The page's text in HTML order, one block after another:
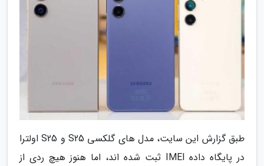
طبق گزارش این سایت، مدل های گلکسی S25 و S25 اولترا
در پایگاه داده IMEI ثبت شده اند، اما هنوز هیچ ردی از